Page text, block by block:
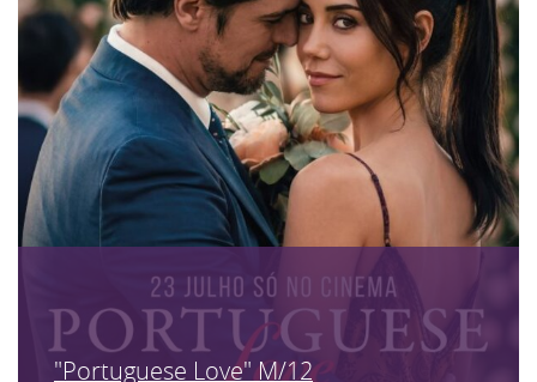
"Portuguese Love" M/12